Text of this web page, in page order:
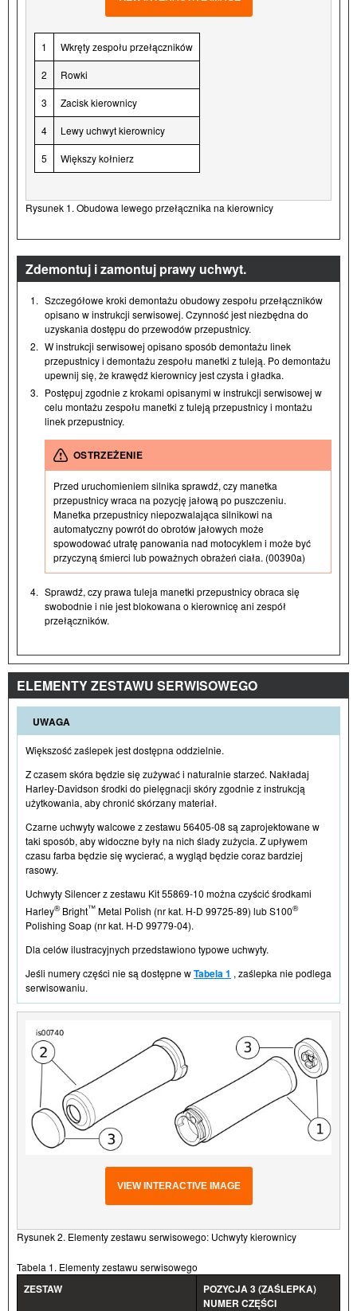
1 Wkręty zespołu przełączników
2 Rowki
3 Zacisk kierownicy
4 Lewy uchwyt kierownicy
5 Większy kołnierz
Rysunek 1. Obudowa lewego przełącznika na kierownicy
Zdemontuj i zamontuj prawy uchwyt.
1. Szczegółowe kroki demontażu obudowy zespołu przełączników
opisano w instrukcji serwisowej. Czynność jest niezbędna do
uzyskania dostępu do przewodów przepustnicy.
2. W instrukcji serwisowej opisano sposób demontażu linek
przepustnicy i demontażu zespołu manetki z tuleją. Po demontażu
upewnij się, że krawędź kierownicy jest czysta i gładka.
3. Postępuj zgodnie z krokami opisanymi w instrukcji serwisowej w
celu montażu zespołu manetki z tuleją przepustnicy i montażu
linek przepustnicy.
OSTRZEŻENIE
Przed uruchomieniem silnika sprawdź, czy manetka
przepustnicy wraca na pozycję jałową po puszczeniu.
Manetka przepustnicy niepozwalająca silnikowi na
automatyczny powrót do obrotów jałowych może
spowodować utratę panowania nad motocyklem i może być
przyczyną śmierci lub poważnych obrażeń ciała. (00390a)
4. Sprawdź, czy prawa tuleja manetki przepustnicy obraca się
swobodnie i nie jest blokowana o kierownicę ani zespół
przełączników.
ELEMENTY ZESTAWU SERWISOWEGO
UWAGA
Większość zaślepek jest dostępna oddzielnie.
Z czasem skóra będzie się zużywać i naturalnie starzeć. Nakładaj
Harley-Davidson środki do pielęgnacji skóry zgodnie z instrukcją
użytkowania, aby chronić skórzany materiał.
Czarne uchwyty walcowe z zestawu 56405-08 są zaprojektowane w
taki sposób, aby widoczne były na nich ślady zużycia. Z upływem
czasu farba będzie się wycierać, a wygląd będzie coraz bardziej
rasowy.
Uchwyty Silencer z zestawu Kit 55869-10 można czyścić środkami
Harley®Bright™ Metal Polish (nr kat. H-D 99725-89) lub S100®
Polishing Soap (nr kat. H-D 99779-04).
Dla celów ilustracyjnych przedstawiono typowe uchwyty.
Jeśli numery części nie są dostępne wTabela 1 , zaślepka nie podlega
serwisowaniu.
VIEW INTERACTIVE IMAGE
Rysunek 2. Elementy zestawu serwisowego: Uchwyty kierownicy
Tabela 1. Elementy zestawu serwisowego
ZESTAW
POZYCJA 3 (ZAŚLEPKA)
NUMER CZĘŚCI